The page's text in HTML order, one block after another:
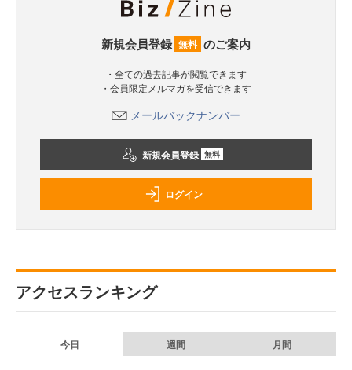
新規会員登録 無料 のご案内
・全ての過去記事が閲覧できます
・会員限定メルマガを受信できます
メールバックナンバー
新規会員登録 無料
ログイン
アクセスランキング
今日 週間 月間